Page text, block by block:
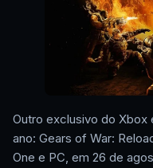
Outro exclusivo do Xbox
ano: Gears of War:
One e PC, em 26 de